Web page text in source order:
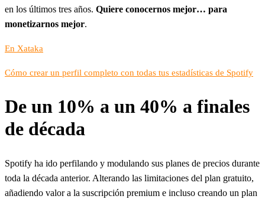
en los últimos tres años. Quiere conocernos mejor… para
monetizarnos mejor.
En Xataka
Cómo crear un perfil completo con todas tus estadísticas de Spotify
De un 10% a un 40% a finales
de década
Spotify ha ido perfilando y modulando sus planes de precios durante
toda la década anterior. Alterando las limitaciones del plan gratuito,
añadiendo valor a la suscripción premium e incluso creando un plan